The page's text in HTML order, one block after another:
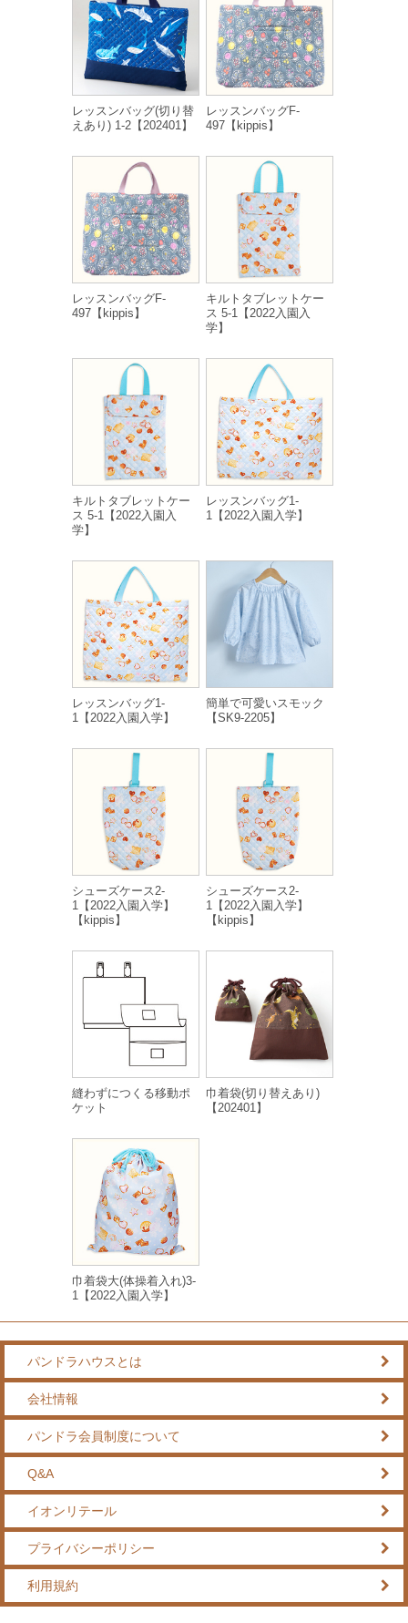
レッスンバッグ(切り替
えあり) 1-2【202401】
レッスンバッグF-
497【kippis】
レッスンバッグF-
497【kippis】
キルトタブレットケー
ス 5-1【2022入園入
学】
キルトタブレットケー
ス 5-1【2022入園入
学】
レッスンバッグ1-
1【2022入園入学】
レッスンバッグ1-
1【2022入園入学】
簡単で可愛いスモック
【SK9-2205】
シューズケース2-
1【2022入園入学】
【kippis】
シューズケース2-
1【2022入園入学】
【kippis】
縫わずにつくる移動ポ
ケット
巾着袋(切り替えあり)
【202401】
巾着袋大(体操着入れ)3-
1【2022入園入学】
パンドラハウスとは
会社情報
パンドラ会員制度について
Q&A
イオンリテール
プライバシーポリシー
利用規約